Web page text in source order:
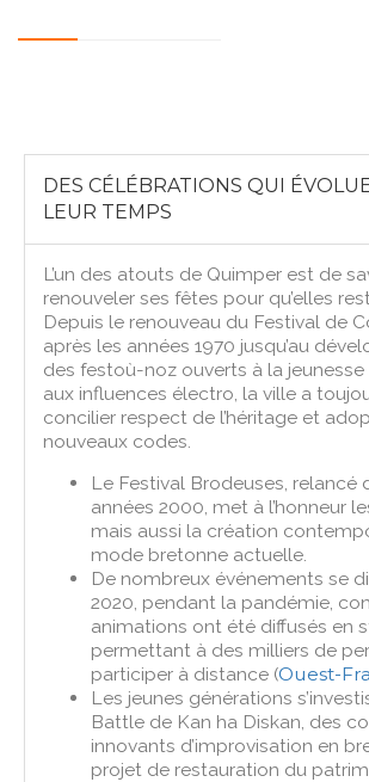
DES CÉLÉBRATIONS QUI
LEUR TEMPS
L’un des atouts de Quimper est de
renouveler ses fêtes pour qu’elles
Depuis le renouveau du Festival de
après les années 1970 jusqu’au
des festoù-noz ouverts à la
aux influences électro, la ville a
concilier respect de l’héritage et
nouveaux codes.
Le Festival Brodeuses, relancé
années 2000, met à l’honneur
mais aussi la création
mode bretonne actuelle.
De nombreux événements se
2020, pendant la pandémie,
animations ont été diffusés en
permettant à des milliers de
participer à distance (Ouest-
Les jeunes générations
Battle de Kan ha Diskan, des
innovants d’improvisation en
projet de restauration du